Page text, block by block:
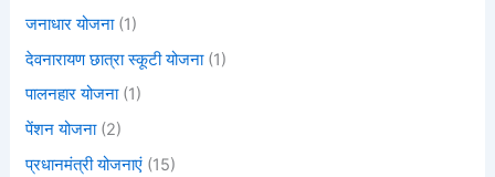
जनाधार योजना(1)
देवनारायण छात्रा स्कूटी योजना(1)
पालनहार योजना(1)
पेंशन योजना(2)
प्रधानमंत्री योजनाएं (15)